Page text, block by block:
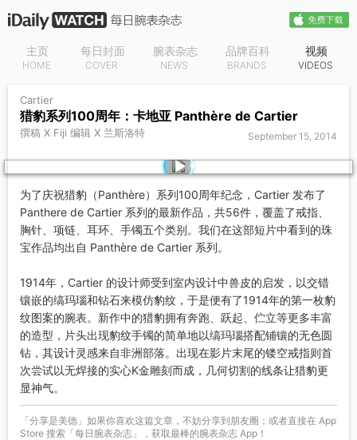
主页
HOME
每日封面
COVER
腕表杂志
NEWS
品牌百科
BRANDS
视频
VIDEOS
Cartier
猎豹系列100周年：卡地亚 Panthère de Cartier
September 15, 2014
撰稿 X Fiji 编辑 X 兰斯洛特
为了庆祝猎豹（Panthère）系列100周年纪念，Cartier 发布了
Panthere de Cartier 系列的最新作品，共56件，覆盖了戒指、
胸针、项链、耳环、手镯五个类别。我们在这部短片中看到的珠
宝作品均出自 Panthère de Cartier 系列。
1914年，Cartier 的设计师受到室内设计中兽皮的启发，以交错
镶嵌的缟玛瑙和钻石来模仿豹纹，于是便有了1914年的第一枚豹
纹图案的腕表。新作中的猎豹拥有奔跑、跃起、伫立等更多丰富
的造型，片头出现豹纹手镯的简单地以缟玛瑙搭配铺镶的无色圆
钻，其设计灵感来自非洲部落。出现在影片末尾的镂空戒指则首
次尝试以无焊接的实心K金雕刻而成，几何切割的线条让猎豹更
显神气。
「分享是美德」如果你喜欢这篇文章，不妨分享到朋友圈；或者直接在 App
Store 搜索「每日腕表杂志」，获取最棒的腕表杂志 App！